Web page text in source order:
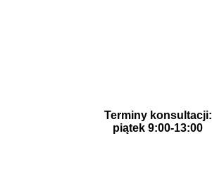
Terminy konsultacji:
piątek 9:00-13:00